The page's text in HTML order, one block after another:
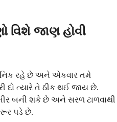
વિશે જાણ હોવી
રહે છે અને એકવાર તમે
દો ત્યારે તે ઠીક થઈ જાય છે.
બની શકે છે અને સરળ ટાળવાથી
પડે છે.